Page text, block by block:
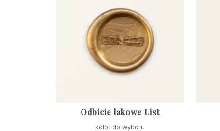
Odbicie lakowe List
kolor do wyboru